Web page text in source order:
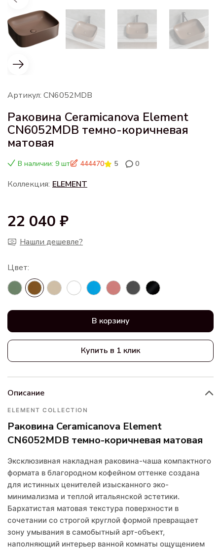
Артикул: CN6052MDB
Раковина Ceramicanova Element
CN6052MDB темно-коричневая
матовая
В наличии: 9 шт 444470 5 0
Коллекция: ELEMENT
22 040 ₽
Нашли дешевле?
В корзину
Купить в 1 клик
Описание
ELEMENT COLLECTION
Раковина Ceramicanova Element
CN6052MDB темно-коричневая матовая
Эксклюзивная накладная раковина-чаша компактного
формата в благородном кофейном оттенке создана
для истинных ценителей изысканного эко-
минимализма и теплой итальянской эстетики.
Бархатистая матовая текстура поверхности в
сочетании со строгой круглой формой превращает
зону умывания в самобытный арт-объект,
наполняющий интерьер ванной комнаты ощущением